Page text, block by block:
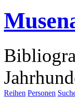
Reihen Personen